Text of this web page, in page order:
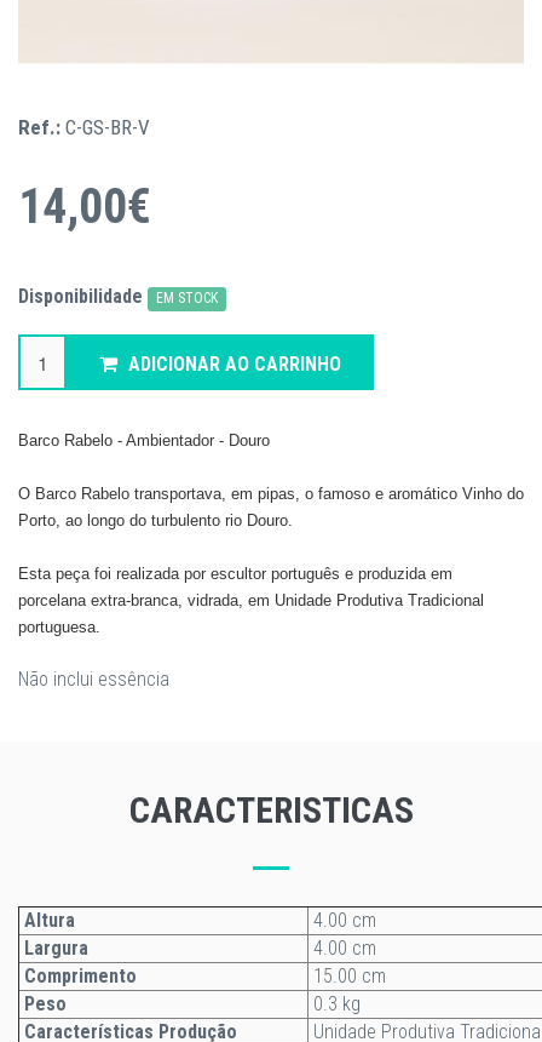
Ref.: C-GS-BR-V
14,00€
Disponibilidade EM STOCK
ADICIONAR AO CARRINHO
Barco Rabelo - Ambientador - Douro
O Barco Rabelo transportava, em pipas, o famoso e aromático Vinho do
Porto, ao longo do turbulento rio Douro.
Esta peça foi realizada por escultor português e produzida em
porcelana extra-branca, vidrada, em Unidade Produtiva Tradicional
portuguesa.
Não inclui essência
CARACTERISTICAS
Altura
4.00 cm
Largura
4.00 cm
Comprimento
15.00 cm
Peso
0.3 kg
Características Produção
Unidade Produtiva